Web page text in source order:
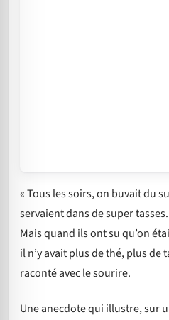
« Tous les soirs, on buvait du
servaient dans de super
Mais quand ils ont su qu’on
il n’y avait plus de thé, plus de
raconté avec le sourire.
Une anecdote qui illustre, sur